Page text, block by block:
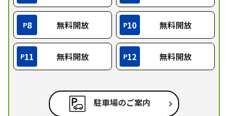
P8 無料開放 P10 無料開放
P11 無料開放 P12 無料開放
駐車場のご案内